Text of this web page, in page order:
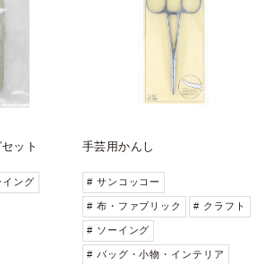
ット
ング
手芸用かんし
# サンコッコー
# 布・ファブリック # クラフト
# ソーイング
# バッグ・小物・インテリア